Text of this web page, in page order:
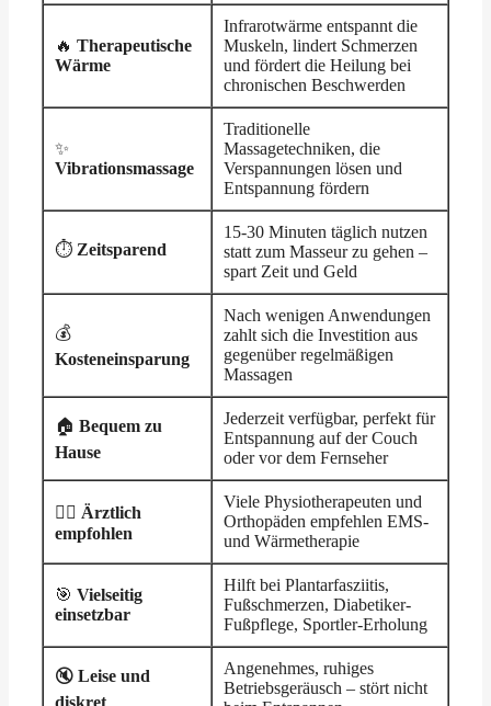
🔥 Therapeutische
Wärme
Infrarotwärme entspannt die
Muskeln, lindert Schmerzen
und fördert die Heilung bei
chronischen Beschwerden
✨
Vibrationsmassage
Traditionelle
Massagetechniken, die
Verspannungen lösen und
Entspannung fördern
⏱️ Zeitsparend
15-30 Minuten täglich nutzen
statt zum Masseur zu gehen –
spart Zeit und Geld
💰
Kosteneinsparung
Nach wenigen Anwendungen
zahlt sich die Investition aus
gegenüber regelmäßigen
Massagen
🏠 Bequem zu
Hause
Jederzeit verfügbar, perfekt für
Entspannung auf der Couch
oder vor dem Fernseher
👨‍⚕️ Ärztlich
empfohlen
Viele Physiotherapeuten und
Orthopäden empfehlen EMS-
und Wärmetherapie
🎯 Vielseitig
einsetzbar
Hilft bei Plantarfasziitis,
Fußschmerzen, Diabetiker-
Fußpflege, Sportler-Erholung
🔇 Leise und
Angenehmes, ruhiges
Betriebsgeräusch – stört nicht